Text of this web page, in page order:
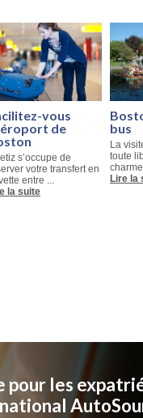
vous
de
s’occupe de
votre transfert en
entre ...
la suite
bus
La
toute
Lire la
les